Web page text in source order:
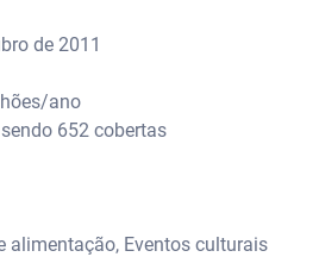
de 2011
ano
652 cobertas
alimentação, Eventos culturais